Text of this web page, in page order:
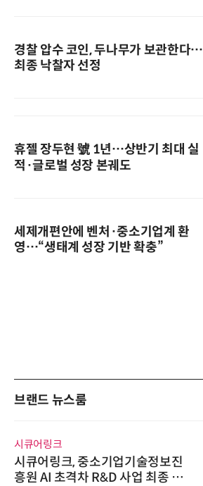
경찰 압수 코인, 두나무가 보관한다…
최종 낙찰자 선정
휴젤 장두현 號 1년…상반기 최대 실
적·글로벌 성장 본궤도
세제개편안에 벤처·중소기업계 환
영…“생태계 성장 기반 확충”
브랜드 뉴스룸
시큐어링크
시큐어링크, 중소기업기술정보진
흥원 AI 초격차 R&D 사업 최종 선